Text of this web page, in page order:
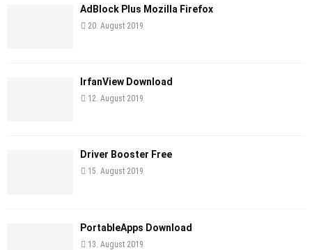
AdBlock Plus Mozilla Firefox
20. August 2019
IrfanView Download
12. August 2019
Driver Booster Free
15. August 2019
PortableApps Download
13. August 2019